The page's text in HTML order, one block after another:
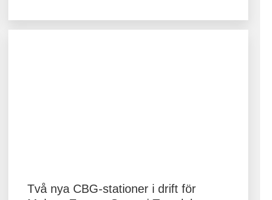
Två nya CBG-stationer i drift för